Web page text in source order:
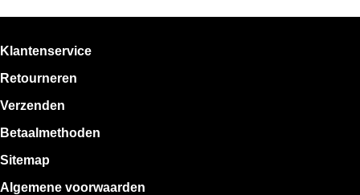
Klantenservice
Retourneren
Verzenden
Betaalmethoden
Sitemap
Algemene voorwaarden